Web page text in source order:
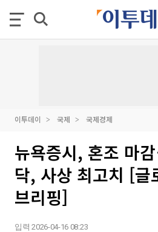
이투데이 국제 국제경제
뉴욕증시, 혼조 마
닥, 사상 최고치 [글
브리핑]
입력 2026-04-16 08:23